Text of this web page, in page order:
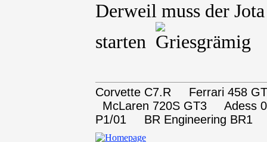
Derweil muss der
starten
Corvette C7.R Ferrari 458
McLaren 720S GT3
P1/01 BR Engineering BR1